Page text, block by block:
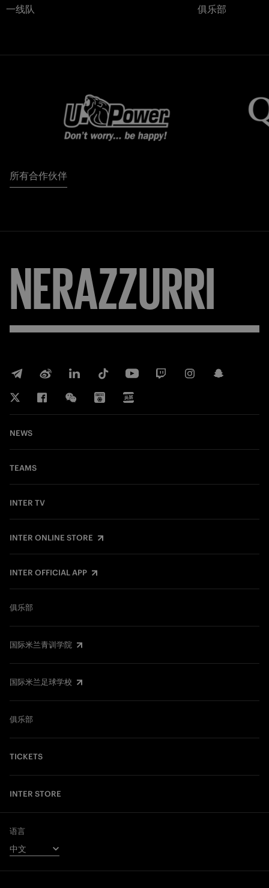
一线队 俱乐部
所有合作伙伴
NERAZZURRI
NEWS
TEAMS
INTER TV
INTER ONLINE STORE
INTER OFFICIAL APP
俱乐部
国际米兰青训学院
国际米兰足球学校
俱乐部
TICKETS
INTER STORE
语言